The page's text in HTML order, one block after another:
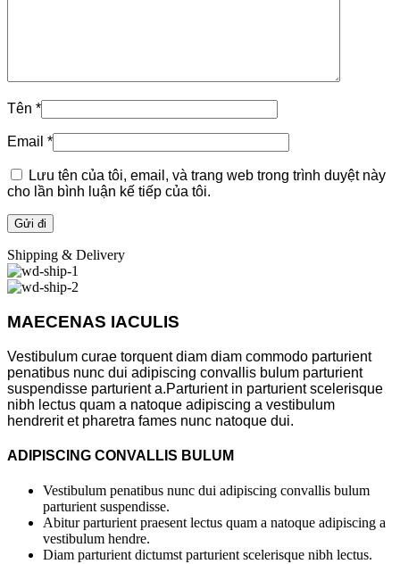
Tên *
Email *
Lưu tên của tôi, email, và trang web trong trình duyệt này
cho lần bình luận kế tiếp của tôi.
Shipping & Delivery
MAECENAS IACULIS
Vestibulum curae torquent diam diam commodo parturient
penatibus nunc dui adipiscing convallis bulum parturient
suspendisse parturient a.Parturient in parturient scelerisque
nibh lectus quam a natoque adipiscing a vestibulum
hendrerit et pharetra fames nunc natoque dui.
ADIPISCING CONVALLIS BULUM
Vestibulum penatibus nunc dui adipiscing convallis bulum
parturient suspendisse.
Abitur parturient praesent lectus quam a natoque adipiscing a
vestibulum hendre.
Diam parturient dictumst parturient scelerisque nibh lectus.